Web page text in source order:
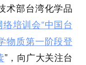
术部台湾化学品
络培训会“中国台
物质第一阶段登
”，向广大关注台